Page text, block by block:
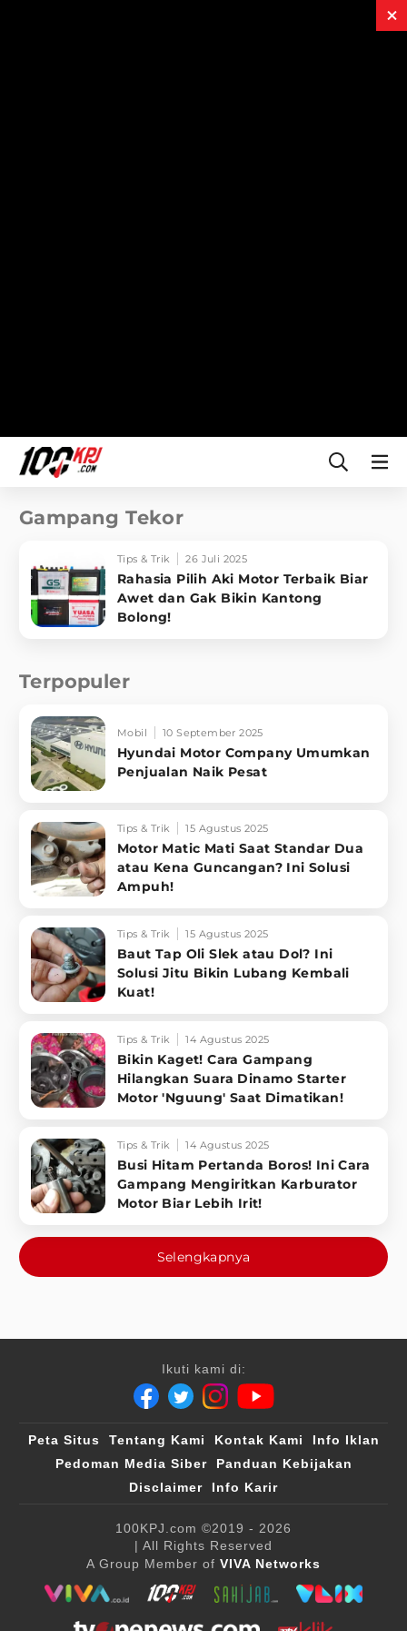
Gampang Tekor
Tips & Trik 26 Juli 2025
Rahasia Pilih Aki Motor Terbaik Biar
Awet dan Gak Bikin Kantong
Bolong!
Terpopuler
Mobil 10 September 2025
Hyundai Motor Company Umumkan
Penjualan Naik Pesat
Tips & Trik 15 Agustus 2025
Motor Matic Mati Saat Standar Dua
atau Kena Guncangan? Ini Solusi
Ampuh!
Tips & Trik 15 Agustus 2025
Baut Tap Oli Slek atau Dol? Ini
Solusi Jitu Bikin Lubang Kembali
Kuat!
Tips & Trik 14 Agustus 2025
Bikin Kaget! Cara Gampang
Hilangkan Suara Dinamo Starter
Motor 'Nguung' Saat Dimatikan!
Tips & Trik 14 Agustus 2025
Busi Hitam Pertanda Boros! Ini Cara
Gampang Mengiritkan Karburator
Motor Biar Lebih Irit!
Selengkapnya
Ikuti kami di:
Peta Situs Tentang Kami Kontak Kami
Info Iklan
Pedoman Media Siber
Panduan Kebijakan
Disclaimer
Info Karir
100KPJ.com ©2019 - 2026
| All Rights Reserved
A Group Member of VIVA Networks